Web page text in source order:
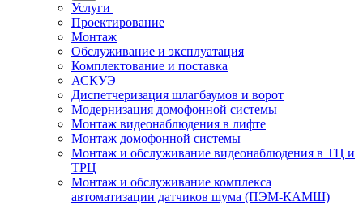
Услуги
Проектирование
Монтаж
Обслуживание и эксплуатация
Комплектование и поставка
АСКУЭ
Диспетчеризация шлагбаумов и ворот
Модернизация домофонной системы
Монтаж видеонаблюдения в лифте
Монтаж домофонной системы
Монтаж и обслуживание видеонаблюдения в ТЦ и
ТРЦ
Монтаж и обслуживание комплекса
автоматизации датчиков шума (ПЭМ-КАМШ)